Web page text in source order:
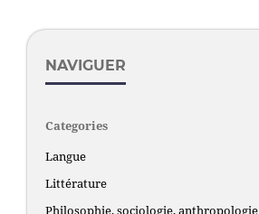
NAVIGUER
Categories
Langue
Littérature
Philosophie, sociologie, anthropologie